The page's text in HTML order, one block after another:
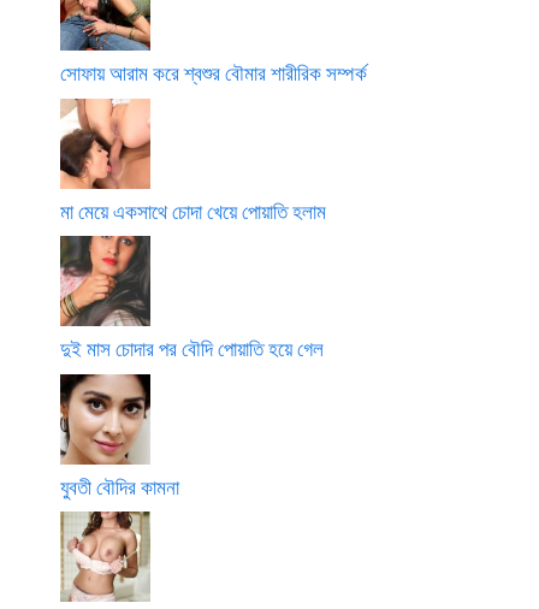
সোফায় আরাম করে শ্বশুর বৌমার শারীরিক সম্পর্ক
মা মেয়ে একসাথে চোদা খেয়ে পোয়াতি হলাম
দুই মাস চোদার পর বৌদি পোয়াতি হয়ে গেল
যুবতী বৌদির কামনা